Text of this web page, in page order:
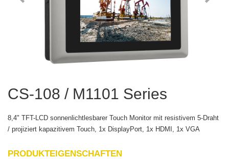
CS-108 / M1101 Series
8,4" TFT-LCD sonnenlichtlesbarer Touch Monitor mit resistivem 5-Draht
/ projiziert kapazitivem Touch, 1x DisplayPort, 1x HDMI, 1x VGA
PRODUKTEIGENSCHAFTEN